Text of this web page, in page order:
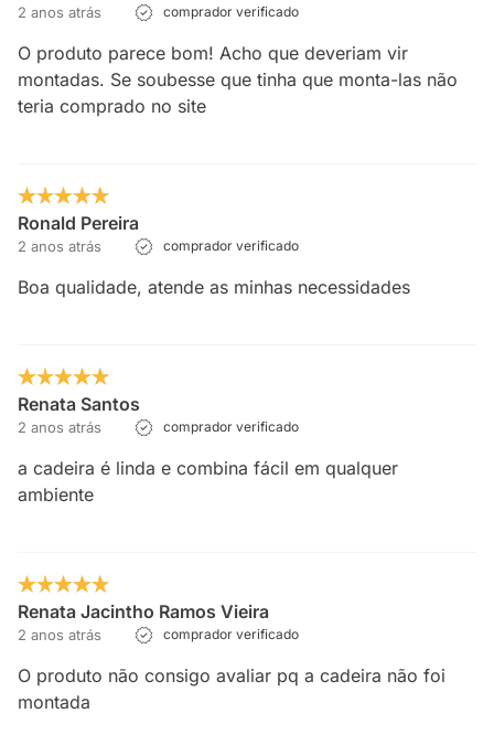
2 anos atrás comprador verificado
O produto parece bom! Acho que deveriam vir
montadas. Se soubesse que tinha que monta-las não
teria comprado no site
Ronald Pereira
2 anos atrás comprador verificado
Boa qualidade, atende as minhas necessidades
Renata Santos
2 anos atrás comprador verificado
a cadeira é linda e combina fácil em qualquer
ambiente
Renata Jacintho Ramos Vieira
2 anos atrás comprador verificado
O produto não consigo avaliar pq a cadeira não foi
montada